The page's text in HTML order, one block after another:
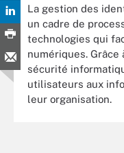
La gestion des
un cadre de
technologies qui
numériques. Grâce
sécurité
utilisateurs aux
leur organisation.